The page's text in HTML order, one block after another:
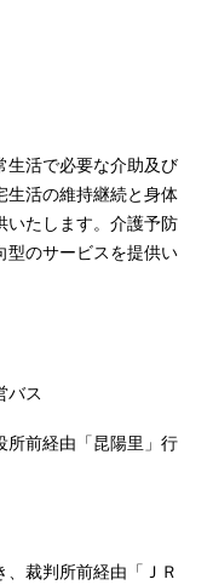
生活で必要な介助及び
生活の維持継続と身体
いたします。介護予防
型のサービスを提供い
バス
所前経由「昆陽里」行
、裁判所前経由「ＪＲ